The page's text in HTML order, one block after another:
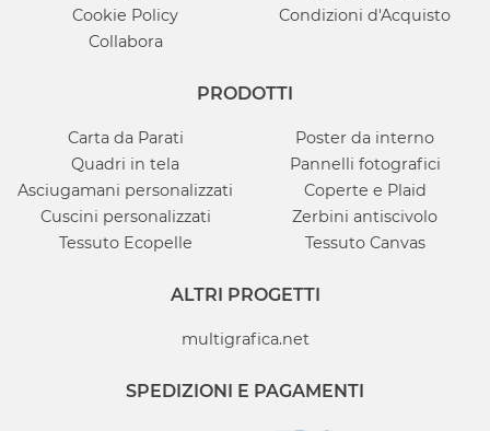
Cookie Policy
Condizioni d'Acquisto
Collabora
PRODOTTI
Carta da Parati
Poster da interno
Quadri in tela
Pannelli fotografici
Asciugamani personalizzati
Coperte e Plaid
Cuscini personalizzati
Zerbini antiscivolo
Tessuto Ecopelle
Tessuto Canvas
ALTRI PROGETTI
multigrafica.net
SPEDIZIONI E PAGAMENTI